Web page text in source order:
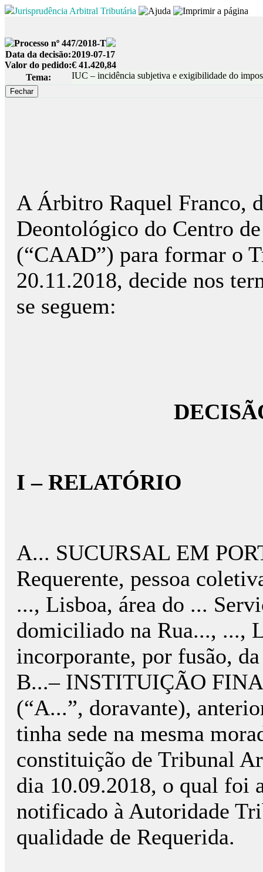
Jurisprudência Arbitral Tributária
Processo nº 447/2018-T
Data da decisão:2019-07-17
Valor do pedido:€ 41.420,84
Tema:
IUC – incidência subjetiva e exigibilidade do
A Árbitro Raquel Franco,
Deontológico do Centro
(“CAAD”) para formar o
20.11.2018, decide nos
se seguem:
I – RELATÓRIO
A... SUCURSAL EM
Requerente, pessoa
..., Lisboa, área do ...
domiciliado na Rua..., ...,
incorporante, por fusão,
B...– INSTITUIÇÃO
(“A...”, doravante),
tinha sede na mesma
constituição de Tribunal
dia 10.09.2018, o qual foi
notificado à Autoridade
qualidade de Requerida.